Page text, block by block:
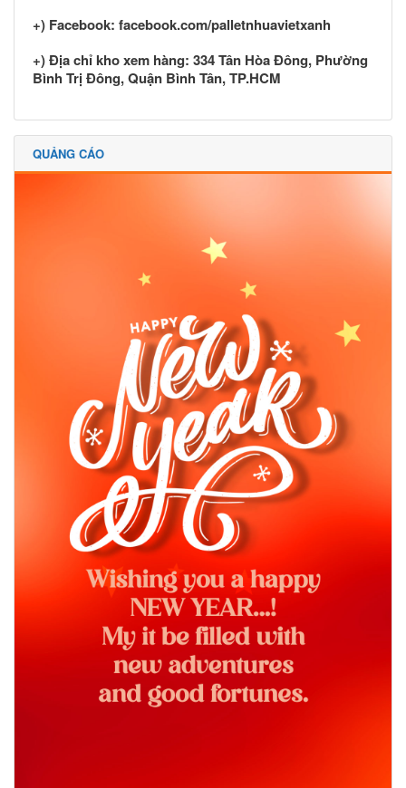
+) Facebook: facebook.com/palletnhuavietxanh
+) Địa chỉ kho xem hàng: 334 Tân Hòa Đông, Phường
Bình Trị Đông, Quận Bình Tân, TP.HCM
QUẢNG CÁO